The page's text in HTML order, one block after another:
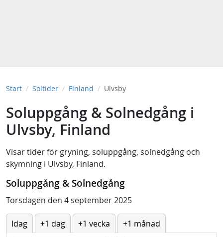
Start Soltider Finland Ulvsby
Soluppgång & Solnedgång i
Ulvsby, Finland
Visar tider för gryning, soluppgång, solnedgång och
skymning i Ulvsby, Finland.
Soluppgång & Solnedgång
Torsdagen den 4 september 2025
Idag +1 dag +1 vecka
+1 månad